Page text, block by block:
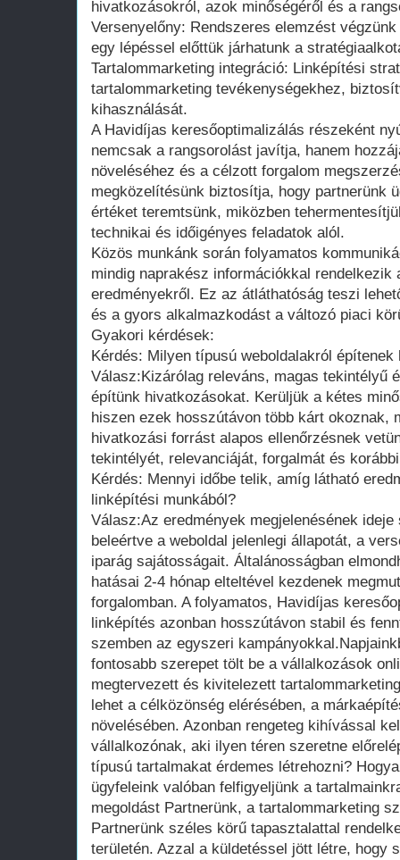
hivatkozásokról, azok minőségéről és a
Versenyelőny: Rendszeres elemzést
egy lépéssel előttük járhatunk a
Tartalommarketing integráció: Linképítési
tartalommarketing tevékenységekhez,
kihasználását.
A Havidíjas keresőoptimalizálás részeként
nemcsak a rangsorolást javítja, hanem
növeléséhez és a célzott forgalom
megközelítésünk biztosítja, hogy partnerünk
értéket teremtsünk, miközben
technikai és időigényes feladatok alól.
Közös munkánk során folyamatos
mindig naprakész információkkal
eredményekről. Ez az átláthatóság teszi
és a gyors alkalmazkodást a változó piaci
Gyakori kérdések:
Kérdés: Milyen típusú weboldalakról építenek
Válasz:Kizárólag releváns, magas tekintélyű
építünk hivatkozásokat. Kerüljük a kétes
hiszen ezek hosszútávon több kárt okoznak,
hivatkozási forrást alapos ellenőrzésnek
tekintélyét, relevanciáját, forgalmát és
Kérdés: Mennyi időbe telik, amíg látható
linképítési munkából?
Válasz:Az eredmények megjelenésének
beleértve a weboldal jelenlegi állapotát, a
iparág sajátosságait. Általánosságban
hatásai 2-4 hónap elteltével kezdenek
forgalomban. A folyamatos, Havidíjas
linképítés azonban hosszútávon stabil és
szemben az egyszeri
fontosabb szerepet tölt be a vállalkozások
megtervezett és kivitelezett
lehet a célközönség elérésében, a
növelésében. Azonban rengeteg kihívással
vállalkozónak, aki ilyen téren szeretne
típusú tartalmakat érdemes létrehozni?
ügyfeleink valóban felfigyeljünk a
megoldást Partnerünk, a tartalommarketing
Partnerünk széles körű tapasztalattal
területén. Azzal a küldetéssel jött létre, hogy